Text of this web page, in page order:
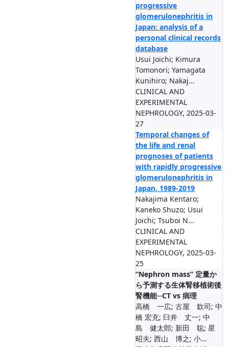
progressive
glomerulonephritis in
Japan: analysis of a
personal clinical records
database
Usui Joichi; Kimura
Tomonori; Yamagata
Kunihiro; Nakaj...
CLINICAL AND
EXPERIMENTAL
NEPHROLOGY, 2025-03-
27
Temporal changes of
the life and renal
prognoses of patients
with rapidly progressive
glomerulonephritis in
Japan, 1989-2019
Nakajima Kentaro;
Kaneko Shuzo; Usui
Joichi; Tsuboi N...
CLINICAL AND
EXPERIMENTAL
NEPHROLOGY, 2025-03-
25
“Nephron mass” 定量か
ら予測する生体腎移植術後
腎機能─CT vs 病理
高橋 一広; 古屋 欽司; 中
橋 宏充; 臼井 丈一; 中
島 健太郎; 新田 聡; 星
昭夫; 西山 博之; 小...